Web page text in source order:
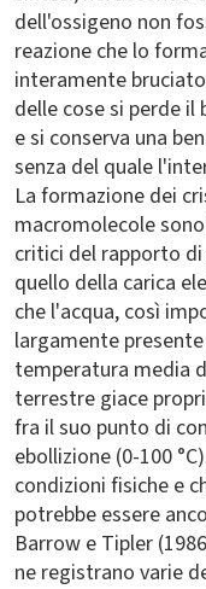
dell'ossigeno non
reazione che lo
interamente
delle cose si perde
e si conserva una
senza del quale
La formazione dei
macromolecole
critici del rapporto
quello della carica
che l'acqua, così
largamente
temperatura media
terrestre giace
fra il suo punto di
ebollizione (0-100
condizioni fisiche e
potrebbe essere
Barrow e Tipler
ne registrano varie